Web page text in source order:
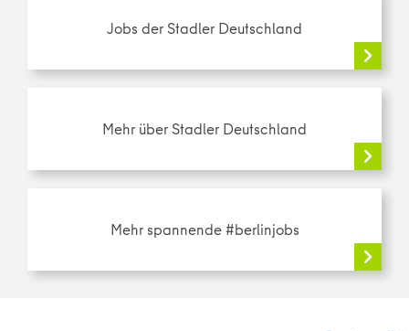
Jobs der Stadler Deutschland
Mehr über Stadler Deutschland
Mehr spannende #berlinjobs